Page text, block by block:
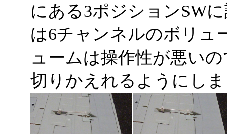
にある3ポジションSW
は6チャンネルのボリュ
ュームは操作性が悪い
切りかえれるようにし